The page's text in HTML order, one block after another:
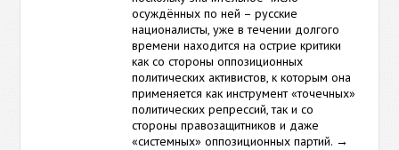
осуждённых по ней – русские
националисты, уже в течении долгого
времени находится на острие критики
как со стороны оппозиционных
политических активистов, к которым она
применяется как инструмент «точечных»
политических репрессий, так и со
стороны правозащитников и даже
«системных» оппозиционных партий. →